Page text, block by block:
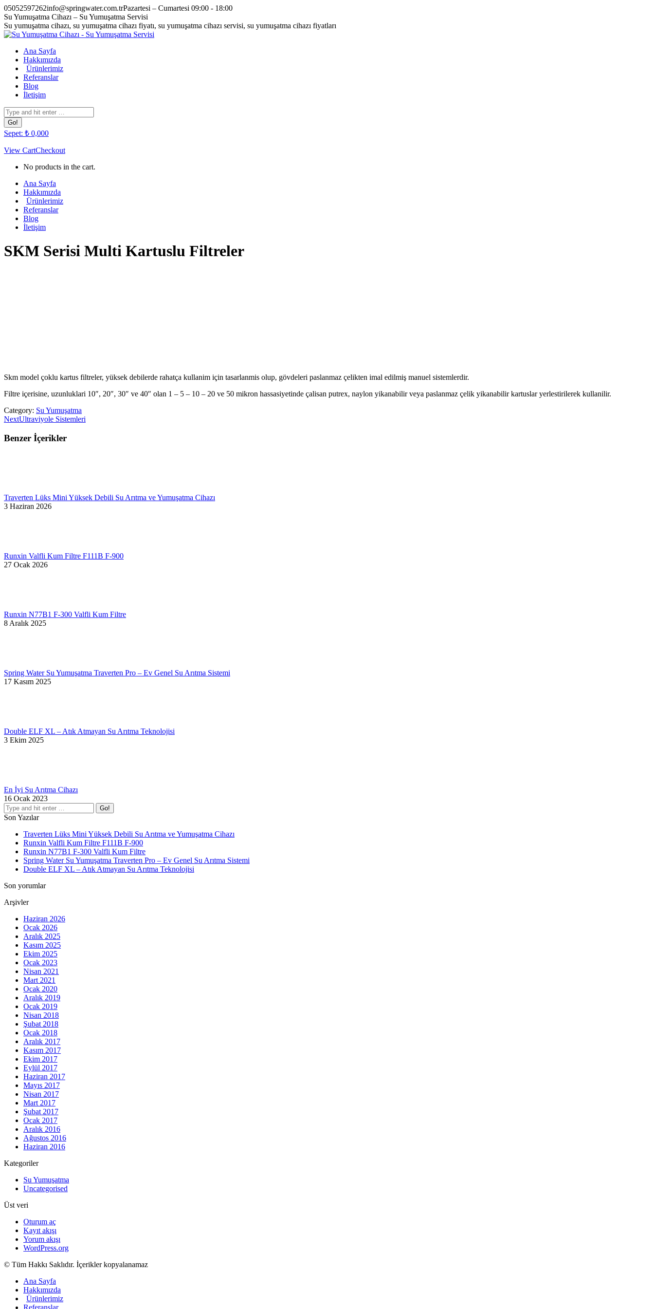
Skip
to
content
05052597262info@springwater.com.trPazartesi – Cumartesi 09:00 - 18:00
Facebook
page
opens
new
window
Twitter
page
opens
new
window
Pinterest
page
opens
new
window
Instagram
page
opens
new
window
Su Yumuşatma Cihazı – Su Yumuşatma Servisi
Su yumuşatma cihazı, su yumuşatma cihazı fiyatı, su yumuşatma cihazı servisi, su yumuşatma cihazı fiyatları
Ana Sayfa
Hakkımızda
Ürünlerimiz
Referanslar
Blog
İletişim
Search:
Sepet: ₺ 0,000
View CartCheckout
No products in the cart.
Ana Sayfa
Hakkımızda
Ürünlerimiz
Referanslar
Blog
İletişim
SKM Serisi Multi Kartuslu Filtreler
Skm model çoklu kartus filtreler, yüksek debilerde rahatça kullanim için tasarlanmis olup, gövdeleri paslanmaz çelikten imal edilmiş manuel sistemlerdir.
Filtre içerisine, uzunluklari 10″, 20″, 30″ ve 40″ olan 1 – 5 – 10 – 20 ve 50 mikron hassasiyetinde çalisan putrex, naylon yikanabilir veya paslanmaz çelik yikanabilir kartuslar yerlestirilerek kullanilir.
Category: Su Yumuşatma
Post
navigation
NextNext
Ultraviyole Sistemleri
Benzer İçerikler
Traverten Lüks Mini Yüksek Debili Su Arıtma ve Yumuşatma Cihazı
3 Haziran 2026
Runxin Valfli Kum Filtre F111B F-900
27 Ocak 2026
Runxin N77B1 F-300 Valfli Kum Filtre
8 Aralık 2025
Spring Water Su Yumuşatma Traverten Pro – Ev Genel Su Arıtma Sistemi
17 Kasım 2025
Double ELF XL – Atık Atmayan Su Arıtma Teknolojisi
3 Ekim 2025
En İyi Su Arıtma Cihazı
16 Ocak 2023
Search:
Son Yazılar
Traverten Lüks Mini Yüksek Debili Su Arıtma ve Yumuşatma Cihazı
Runxin Valfli Kum Filtre F111B F-900
Runxin N77B1 F-300 Valfli Kum Filtre
Spring Water Su Yumuşatma Traverten Pro – Ev Genel Su Arıtma Sistemi
Double ELF XL – Atık Atmayan Su Arıtma Teknolojisi
Son yorumlar
Arşivler
Haziran 2026
Ocak 2026
Aralık 2025
Kasım 2025
Ekim 2025
Ocak 2023
Nisan 2021
Mart 2021
Ocak 2020
Aralık 2019
Ocak 2019
Nisan 2018
Şubat 2018
Ocak 2018
Aralık 2017
Kasım 2017
Ekim 2017
Eylül 2017
Haziran 2017
Mayıs 2017
Nisan 2017
Mart 2017
Şubat 2017
Ocak 2017
Aralık 2016
Ağustos 2016
Haziran 2016
Kategoriler
Su Yumuşatma
Uncategorised
Üst veri
Oturum aç
Kayıt akışı
Yorum akışı
WordPress.org
© Tüm Hakkı Saklıdır. İçerikler kopyalanamaz
Ana Sayfa
Hakkımızda
Ürünlerimiz